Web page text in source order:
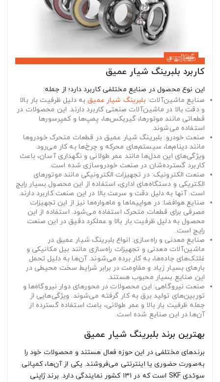
کاربرد بلبرینگ شیار عمیق
این نوع محصول در صنایع مختلفی کاربرد دارد؛ از جمله:
صنایع ماشین‌آلات: بلبرینگ شیار عمیقبه دلیل ظرفیت بار بالا
و دقت بالا در ماشین‌آلات صنعتی کاربرد دارند. این محصولات در
قطعاتی مانند موتورها، گیربکس‌ها، پمپ‌ها و کمپرسورها
استفاده می‌شوند.
صنعت خودرو: بلبرینگ شیار عمیق در قطعات متحرک خودروها
مانند دینام‌ها، سیستم‌های محرکه و چرخ‌ها به کار می‌رود.
ویژگی‌های این مدل‌ها مانند عمر طولانی و نگهداری آسان، باعث
کاربرد گسترده‌شان در صنعت خودروسازی شده است.
صنعت الکترونیک: در تجهیزات الکترونیکی مانند موتورهای
الکتریکی و دستگاه‌های اداری، استفاده از این محصول بسیار رایج
است. آنها به دلیل دقت و سرعت بالا در این صنعت کاربرد دارند.
صنایع هوافضا: در هواپیماها و ماهواره‌ها نیز از این تجهیزات
مصرفی برای قطعات متحرک استفاده می‌شود. استفاده از این
محصول به دلیل ظرفیت بار بالا و عملکرد دقیق در این صنعت
رایج است.
صنایع معدنی و راه‌سازی: انواع بلبرینگ شیار عمیق در
ماشین‌آلات معدنی و تجهیزات راه‌سازی مانند بیل مکانیکی و
غلتک‌های جاده‌ها، به کار برده می‌شوند. آن‌ها به دلیل تحمل
بارهای بسیار زیاد و مقاومت در برابر شرایط سخت محیطی در
این صنایع بسیار محبوب هستند.
صنعت نیروگاهی: این محصولات در محورهای دوار نیروگاه‌ها و
توربین‌های تولید برق به کار گرفته می‌شوند. ویژگی‌هایی از
جمله ظرفیت بار بالا و عمر طولانی، باعث استفاده گسترده از
آن‌ها در این صنایع شده است.
بهترین برند بلبرینگ شیار عمیق
برندهای مختلفی در این حوزه فعال هستند و محصولات خود را
به‌صورت حضوری یا اینترنتی می‌فروشند. یکی از آن‌ها، کمپانی
سوئدی SKF ‌است که در ۱۳۱ کشور نمایندگی دارد. برند ژاپنی